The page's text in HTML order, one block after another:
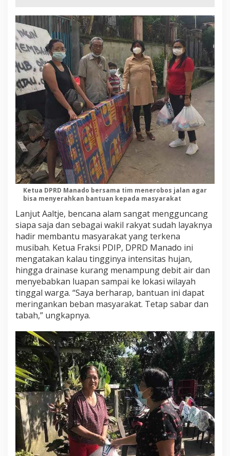
Ketua DPRD Manado bersama tim menerobos jalan agar
bisa menyerahkan bantuan kepada masyarakat
Lanjut Aaltje, bencana alam sangat mengguncang
siapa saja dan sebagai wakil rakyat sudah layaknya
hadir membantu masyarakat yang terkena
musibah. Ketua Fraksi PDIP, DPRD Manado ini
mengatakan kalau tingginya intensitas hujan,
hingga drainase kurang menampung debit air dan
menyebabkan luapan sampai ke lokasi wilayah
tinggal warga. “Saya berharap, bantuan ini dapat
meringankan beban masyarakat. Tetap sabar dan
tabah,” ungkapnya.